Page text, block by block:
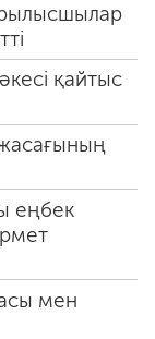
қайтыс
еңбек
мен